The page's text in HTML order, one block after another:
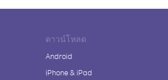
ดาวน์โหลด
Android
iPhone & iPad